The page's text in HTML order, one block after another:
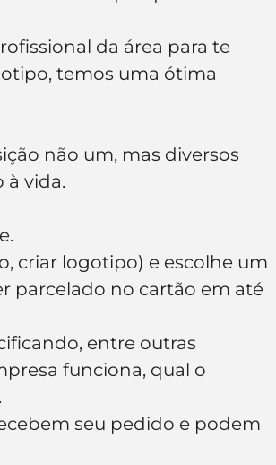
da área para te
temos uma ótima
não um, mas diversos
à vida.
criar logotipo) e escolhe um
parcelado no cartão em até
entre outras
funciona, qual o
seu pedido e podem